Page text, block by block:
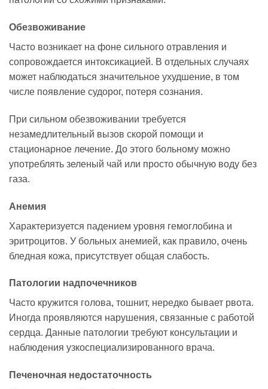
Обезвоживание
Часто возникает на фоне сильного отравления и
сопровождается интоксикацией. В отдельных случаях
может наблюдаться значительное ухудшение, в том
числе появление судорог, потеря сознания.
При сильном обезвоживании требуется
незамедлительный вызов скорой помощи и
стационарное лечение. До этого больному можно
употреблять зеленый чай или просто обычную воду без
газа.
Анемия
Характеризуется падением уровня гемоглобина и
эритроцитов. У больных анемией, как правило, очень
бледная кожа, присутствует общая слабость.
Патологии надпочечников
Часто кружится голова, тошнит, нередко бывает рвота.
Иногда проявляются нарушения, связанные с работой
сердца. Данные патологии требуют консультации и
наблюдения узкоспециализированного врача.
Печеночная недостаточность